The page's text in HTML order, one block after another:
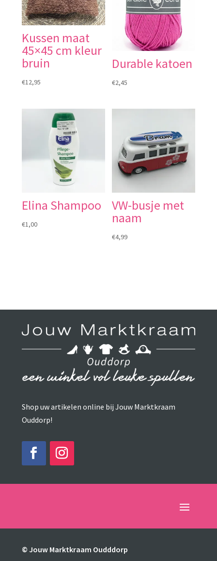
Kussen maat
45×45 cm kleur
bruin
€12,95
Durable katoen
€2,45
Elina Shampoo
€1,00
VW-busje met
naam
€4,99
Shop uw artikelen online bij Jouw Marktkraam
Ouddorp!
© Jouw Marktkraam Oudddorp